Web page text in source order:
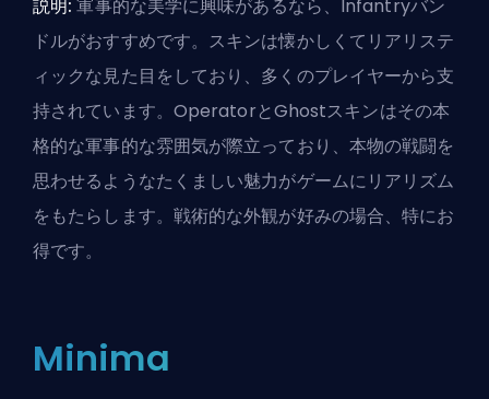
説明:軍事的な美学に興味があるなら、Infantryバン
ドルがおすすめです。スキンは懐かしくてリアリステ
ィックな見た目をしており、多くのプレイヤーから支
持されています。OperatorとGhostスキンはその本
格的な軍事的な雰囲気が際立っており、本物の戦闘を
思わせるようなたくましい魅力がゲームにリアリズム
をもたらします。戦術的な外観が好みの場合、特にお
得です。
Minima